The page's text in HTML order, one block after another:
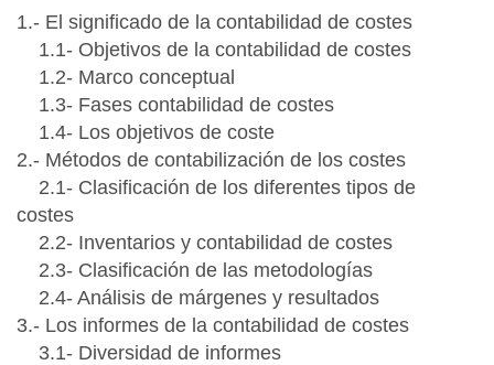
1.- El significado de la contabilidad de costes
1.1- Objetivos de la contabilidad de costes
1.2- Marco conceptual
1.3- Fases contabilidad de costes
1.4- Los objetivos de coste
2.- Métodos de contabilización de los costes
2.1- Clasificación de los diferentes tipos de
costes
2.2- Inventarios y contabilidad de costes
2.3- Clasificación de las metodologías
2.4- Análisis de márgenes y resultados
3.- Los informes de la contabilidad de costes
3.1- Diversidad de informes